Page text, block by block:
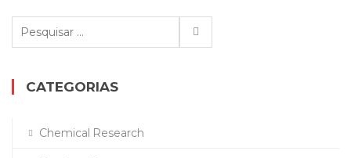
CATEGORIAS
Chemical Research